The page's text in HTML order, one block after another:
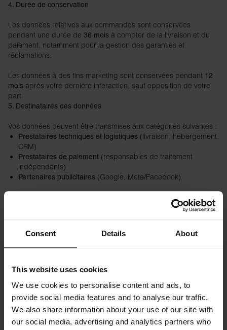
Consent Details About
This website uses cookies
We use cookies to personalise content and ads, to
provide social media features and to analyse our traffic.
We also share information about your use of our site with
our social media, advertising and analytics partners who
4. Durée de conservation
Les données relatives aux commandes sont conservées
pendant une durée de 36 mois à compter de la livraison et du
paiement, notamment pour la gestion des garanties et
réclamations.
Les données à des fins marketing sont conservées pendant 12
mois après votre dernière interaction, sauf opposition de votre
part.
5. Destinataires des données
Vos données peuvent être transmises aux catégories suivantes :
Prestataires techniques et logistiques (livraison, hébergement,
CRM)
Prestataires de paiement (responsables de traitement
indépendants)
Partenaires publicitaires (Google, Meta/Facebook)
Google : https://policies.google.com/privacy/partners
Facebook : https://www.facebook.com/ads/about
Nous ne vendons jamais vos données personnelles sans votre
consentement.
économique européen. Dans ce cas, nous veillons à encadrer
ces transferts par des garanties appropriées, notamment les
clauses contractuelles types de la Commission européenne.
7. Cookies